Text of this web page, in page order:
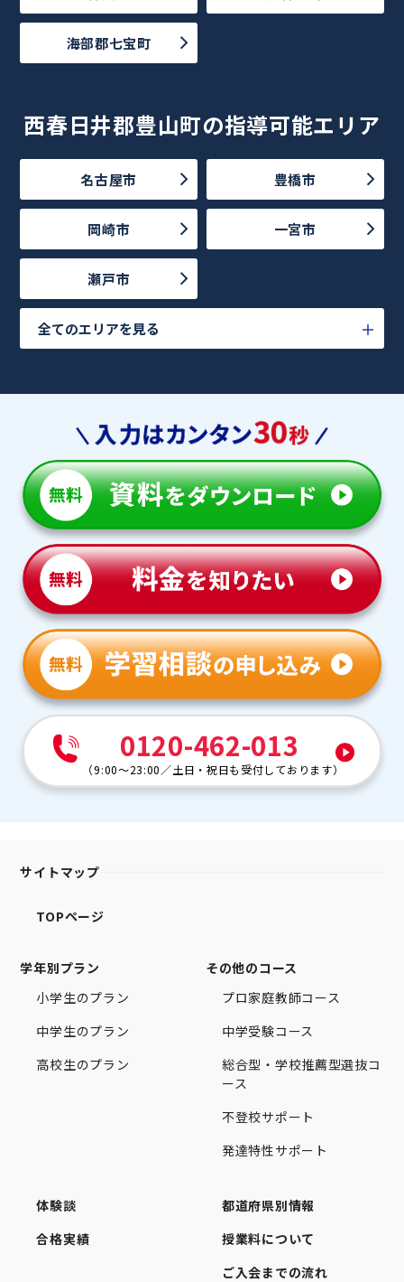
海部郡七宝町
西春日井郡豊山町の指導可能エリア
名古屋市 豊橋市
岡崎市 一宮市
瀬戸市
全てのエリアを見る
0120-462-013
（9:00～23:00 ／土日・祝日も受付しております）
サイトマップ
TOPページ
学年別プラン
小学生のプラン
中学生のプラン
高校生のプラン
その他のコース
プロ家庭教師コース
中学受験コース
総合型・学校推薦型選抜コ
ース
不登校サポート
発達特性サポート
体験談
合格実績
都道府県別情報
授業料について
ご入会までの流れ